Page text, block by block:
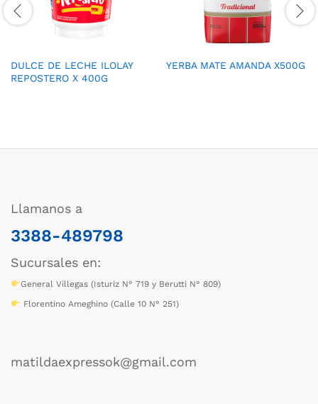
DULCE DE LECHE ILOLAY
REPOSTERO X 400G
YERBA MATE AMANDA X500G
Llamanos a
3388-489798
Sucursales en:
General Villegas (Isturiz N° 719 y Berutti N° 809)
Florentino Ameghino (Calle 10 N° 251)
matildaexpressok@gmail.com